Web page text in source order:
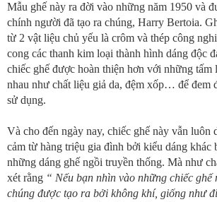
Mẫu ghế này ra đời vào những năm 1950 và
chính người đã tạo ra chúng, Harry Bertoia.
từ 2 vật liệu chủ yếu là crôm và thép công
cong các thanh kim loại thành hình dáng độc
chiếc ghế được hoàn thiện hơn với những tấm
nhau như chất liệu giả da, đệm xốp… để đem
sử dụng.
Và cho đến ngày nay, chiếc ghế này vẫn luôn
cảm từ hàng triệu gia đình bởi kiểu dáng khác
những dáng ghế ngồi truyền thống. Mà như
xét rằng “ Nếu bạn nhìn vào những chiếc ghế
chúng được tạo ra bởi không khí, giống như